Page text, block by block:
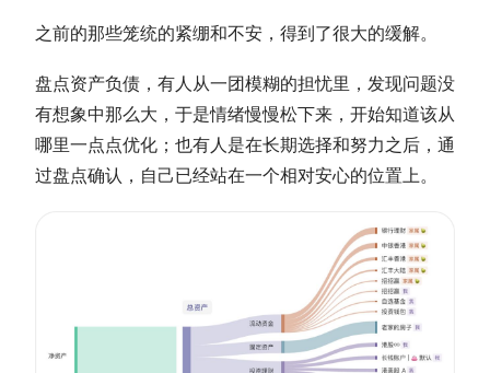
之前的那些笼统的紧绷和不安，得到了很大的缓解。
盘点资产负债，有人从一团模糊的担忧里，发现问题没
有想象中那么大，于是情绪慢慢松下来，开始知道该从
哪里一点点优化；也有人是在长期选择和努力之后，通
过盘点确认，自己已经站在一个相对安心的位置上。